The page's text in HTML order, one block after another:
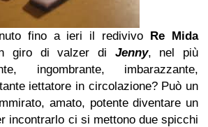
fino a ieri il redivivo Re Mida
giro di valzer di Jenny, nel più
ingombrante, imbarazzante,
iettatore in circolazione? Può un
amato, potente diventare un
incontrarlo ci si mettono due spicchi